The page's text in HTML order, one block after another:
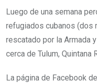
Luego de una semana
refugiados cubanos (dos
rescatado por la Armada
cerca de Tulum, Quintana
La página de Facebook